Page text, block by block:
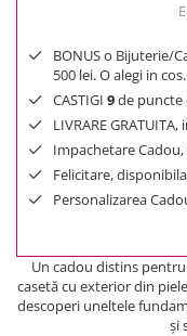
BONUS o Bijuterie/
500 lei. O alegi in cos.
CASTIGI 9de puncte
LIVRARE
Impachetare
Felicitare,
Personalizarea
Un cadou distins
casetă cu exterior din
descoperi uneltele
şi